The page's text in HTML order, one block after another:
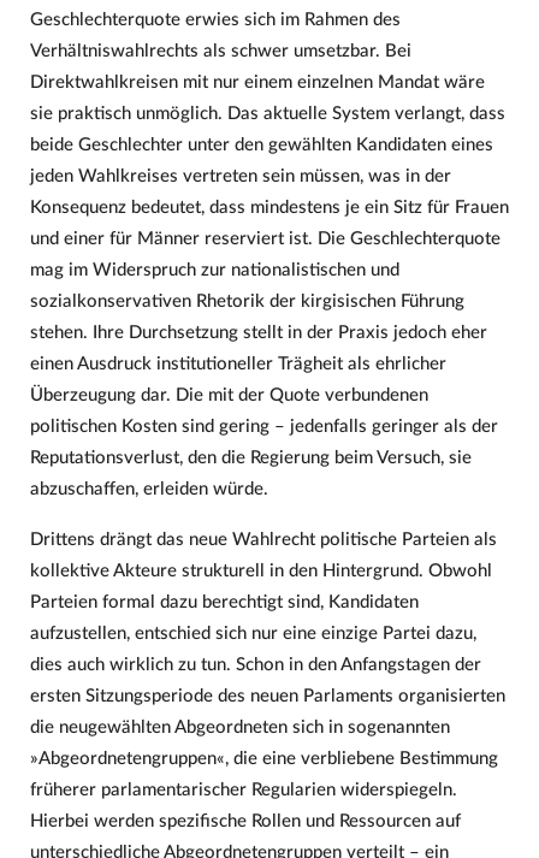
Geschlechterquote erwies sich im Rahmen des
Verhältniswahlrechts als schwer umsetzbar. Bei
Direktwahlkreisen mit nur einem einzelnen Mandat wäre
sie praktisch unmöglich. Das aktuelle System verlangt, dass
beide Geschlechter unter den gewählten Kandidaten eines
jeden Wahlkreises vertreten sein müssen, was in der
Konsequenz bedeutet, dass mindestens je ein Sitz für Frauen
und einer für Männer reserviert ist. Die Geschlechterquote
mag im Widerspruch zur nationalistischen und
sozialkonservativen Rhetorik der kirgisischen Führung
stehen. Ihre Durchsetzung stellt in der Praxis jedoch eher
einen Ausdruck institutioneller Trägheit als ehrlicher
Überzeugung dar. Die mit der Quote verbundenen
politischen Kosten sind gering – jedenfalls geringer als der
Reputationsverlust, den die Regierung beim Versuch, sie
abzuschaffen, erleiden würde.
Drittens drängt das neue Wahlrecht politische Parteien als
kollektive Akteure strukturell in den Hintergrund. Obwohl
Parteien formal dazu berechtigt sind, Kandidaten
aufzustellen, entschied sich nur eine einzige Partei dazu,
dies auch wirklich zu tun. Schon in den Anfangstagen der
ersten Sitzungsperiode des neuen Parlaments organisierten
die neugewählten Abgeordneten sich in sogenannten
»Abgeordnetengruppen«, die eine verbliebene Bestimmung
früherer parlamentarischer Regularien widerspiegeln.
Hierbei werden spezifische Rollen und Ressourcen auf
unterschiedliche Abgeordnetengruppen verteilt – ein